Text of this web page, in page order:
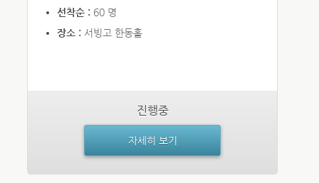
선착순 : 60 명
장소 : 서빙고 한동홀
진행중
자세히 보기